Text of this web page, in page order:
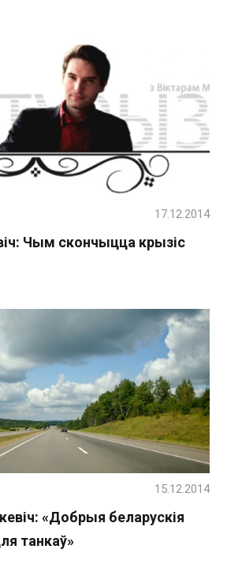
Чым скончыцца крызіс
17.12.2014
«Добрыя беларускія
танкаў»
15.12.2014